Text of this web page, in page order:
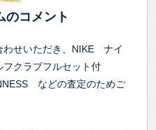
のコメント
わせいただき、NIKE ナイ
クラブフルセット付
などの査定のためご